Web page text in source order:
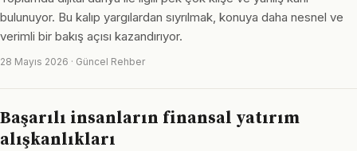
bulunuyor. Bu kalıp yargılardan sıyrılmak, konuya daha nesnel ve
verimli bir bakış açısı kazandırıyor.
28 Mayıs 2026 · Güncel Rehber
Başarılı insanların finansal yatırım
alışkanlıkları